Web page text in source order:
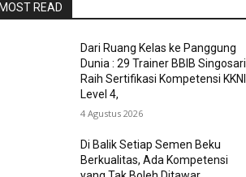
READ
Dari Ruang Kelas ke Panggung
Dunia : 29 Trainer BBIB Singosari
Raih Sertifikasi Kompetensi KKNI
Level 4,
4 Agustus 2026
Di Balik Setiap Semen Beku
Berkualitas, Ada Kompetensi